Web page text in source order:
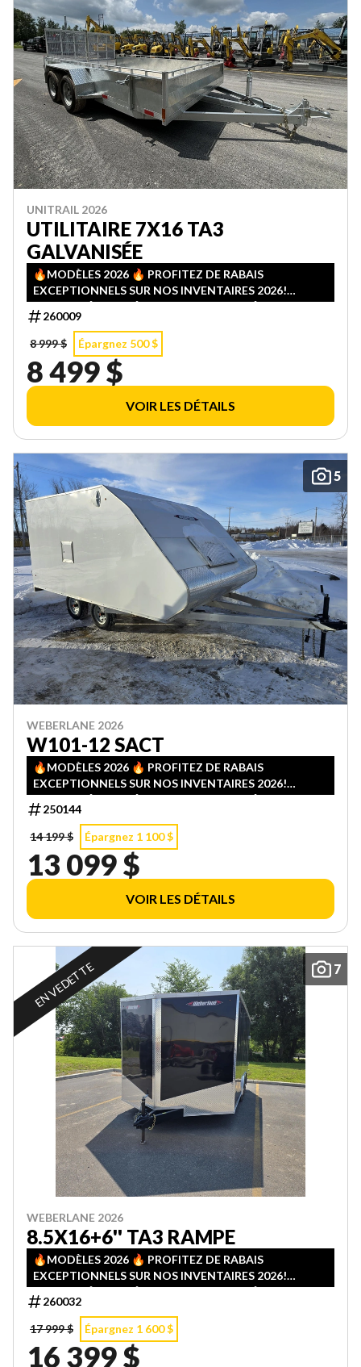
UNITRAIL 2026
UTILITAIRE 7X16 TA3
GALVANISÉE
🔥MODÈLES 2026 🔥 PROFITEZ DE RABAIS
EXCEPTIONNELS SUR NOS INVENTAIRES 2026!
QUANTITÉS LIMITÉES — PREMIER ARRIVÉ, PREMIER
SERVI!
260009
8 999 $
Épargnez 500 $
8 499 $
VOIR LES DÉTAILS
5
WEBERLANE 2026
W101-12 SACT
🔥MODÈLES 2026 🔥 PROFITEZ DE RABAIS
EXCEPTIONNELS SUR NOS INVENTAIRES 2026!
QUANTITÉS LIMITÉES — PREMIER ARRIVÉ, PREMIER
SERVI!
250144
14 199 $
Épargnez 1 100 $
13 099 $
VOIR LES DÉTAILS
7
EN VEDETTE
WEBERLANE 2026
8.5X16+6'' TA3 RAMPE
🔥MODÈLES 2026 🔥 PROFITEZ DE RABAIS
EXCEPTIONNELS SUR NOS INVENTAIRES 2026!
QUANTITÉS LIMITÉES — PREMIER ARRIVÉ, PREMIER
SERVI!
260032
17 999 $
Épargnez 1 600 $
16 399 $